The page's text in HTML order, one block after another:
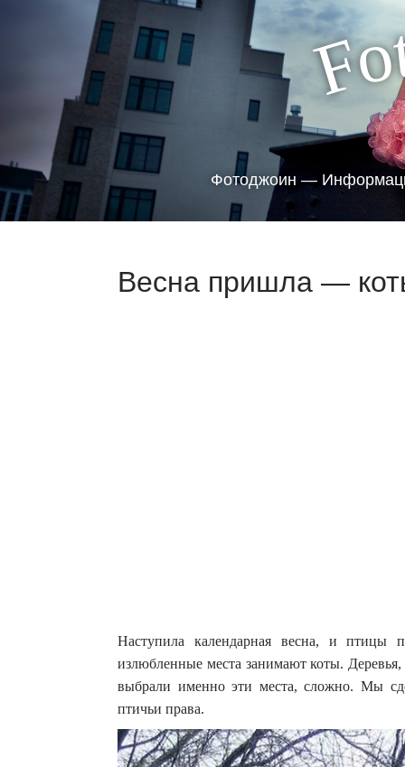
Fo
Фотоджоин —
Весна пришла —
Наступила календарная весна, и
излюбленные места занимают коты.
выбрали именно эти места, сложно. Мы
птичьи права.